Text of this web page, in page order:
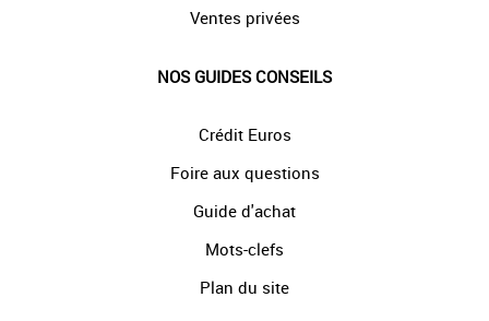
Ventes privées
NOS GUIDES CONSEILS
Crédit Euros
Foire aux questions
Guide d'achat
Mots-clefs
Plan du site